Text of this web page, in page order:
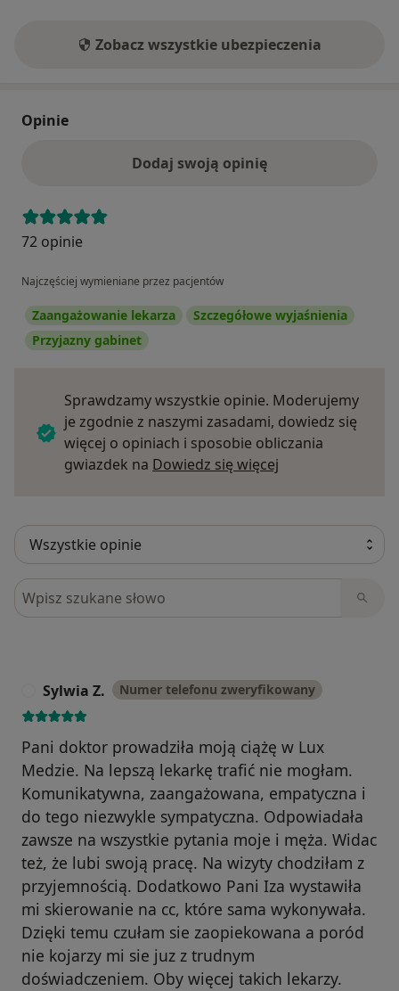
Zobacz wszystkie ubezpieczenia
Opinie
Dodaj swoją opinię
72 opinie
Najczęściej wymieniane przez pacjentów
Zaangażowanie lekarza
Szczegółowe wyjaśnienia
Przyjazny gabinet
Sprawdzamy wszystkie opinie. Moderujemy
je zgodnie z naszymi zasadami, dowiedz się
więcej o opiniach i sposobie obliczania
gwiazdek na Dowiedz się więcej
Szukaj w opiniach
Sylwia Z. Numer telefonu zweryfikowany
Pani doktor prowadziła moją ciążę w Lux
Medzie. Na lepszą lekarkę trafić nie mogłam.
Komunikatywna, zaangażowana, empatyczna i
do tego niezwykle sympatyczna. Odpowiadała
zawsze na wszystkie pytania moje i męża. Widac
też, że lubi swoją pracę. Na wizyty chodziłam z
przyjemnością. Dodatkowo Pani Iza wystawiła
mi skierowanie na cc, które sama wykonywała.
Dzięki temu czułam sie zaopiekowana a poród
nie kojarzy mi sie juz z trudnym
doświadczeniem. Oby więcej takich lekarzy.